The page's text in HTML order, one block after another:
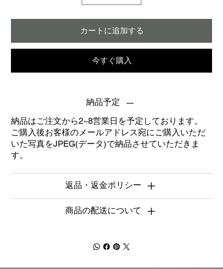
カートに追加する
今すぐ購入
納品予定
納品はご注文から2~8営業日を予定しております。
ご購入後お客様のメールアドレス宛にご購入いただ
いた写真をJPEG(データ)で納品させていただきま
す。
返品・返金ポリシー
商品の配送について